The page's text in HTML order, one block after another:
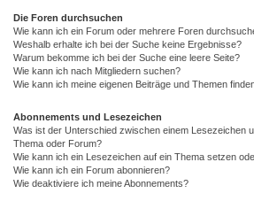
Die Foren durchsuchen
Wie kann ich ein Forum oder mehrere Foren
Weshalb erhalte ich bei der Suche keine Ergebnisse?
Warum bekomme ich bei der Suche eine leere Seite?
Wie kann ich nach Mitgliedern suchen?
Wie kann ich meine eigenen Beiträge und Themen
Abonnements und Lesezeichen
Was ist der Unterschied zwischen einem Lesezeichen
Thema oder Forum?
Wie kann ich ein Lesezeichen auf ein Thema setzen
Wie kann ich ein Forum abonnieren?
Wie deaktiviere ich meine Abonnements?